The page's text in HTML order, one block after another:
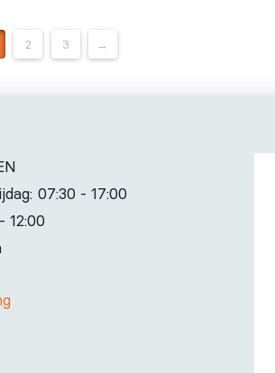
2 3 →
07:30 - 17:00
12:00